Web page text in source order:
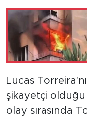
Lucas
şikayetçi olduğu
olay sırasında